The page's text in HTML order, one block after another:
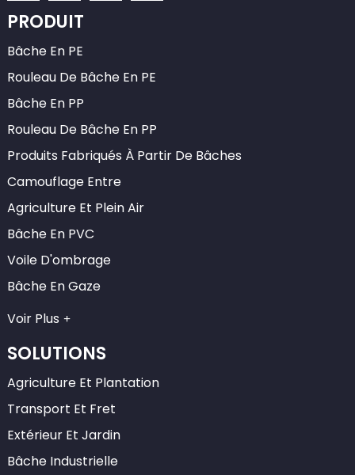
PRODUIT
Bâche En PE
Rouleau De Bâche En PE
Bâche En PP
Rouleau De Bâche En PP
Produits Fabriqués À Partir De Bâches
Camouflage Entre
Agriculture Et Plein Air
Bâche En PVC
Voile D'ombrage
Bâche En Gaze
Voir Plus
SOLUTIONS
Agriculture Et Plantation
Transport Et Fret
Extérieur Et Jardin
Bâche Industrielle